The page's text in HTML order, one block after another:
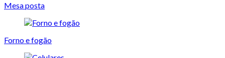
Mesa posta
Forno e fogão